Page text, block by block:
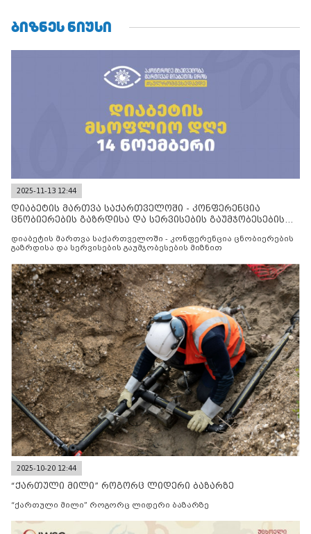
ᲑᲘᲖᲜᲔᲡ ᲜᲘᲣᲡᲘ
2025-11-13 12:44
დიაბეტის მართვა საქართველოში - კონფერენცია
ცნობიერების გაზრდისა და სერვისების გაუმჯობესების
დიაბეტის მართვა საქართველოში - კონფერენცია ცნობიერების
გაზრდისა და სერვისების გაუმჯობესების მიზნით
2025-10-20 12:44
“ქართული მილი” როგორც ლიდერი ბაზარზე
“ქართული მილი” როგორც ლიდერი ბაზარზე